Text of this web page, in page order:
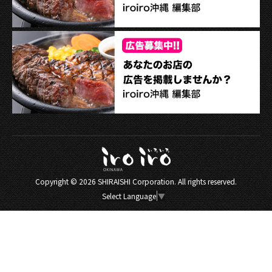
Copyright ©2026 SHIRAISHI Corporation. All rights reserved.
Select Language ▼